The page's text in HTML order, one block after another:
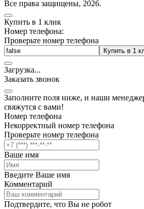
Все права защищены, 2026.
Купить в 1 клик
Номер телефона:
Проверьте номер телефона
Купить в 1
Загрузка...
Заказать звонок
Заполните поля ниже, и наши
свяжутся с вами!
Номер телефона
Некорректный номер телефона
Проверьте номер телефона
Ваше имя
Введите Ваше имя
Комментарий
Подтвердите, что Вы не робот